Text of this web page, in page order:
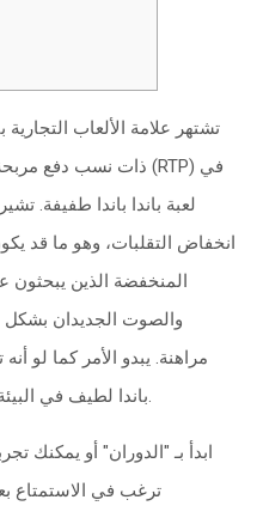
تشتهر علامة الألعاب التجارية
لعبة باندا باندا طفيفة.
انخفاض التقلبات، وهو ما قد
المنخفضة الذين يبحثون
والصوت الجديدان
مراهنة. يبدو الأمر كما لو
ابدأ بـ "الدوران" أو يمكنك
ترغب في الاستمتاع